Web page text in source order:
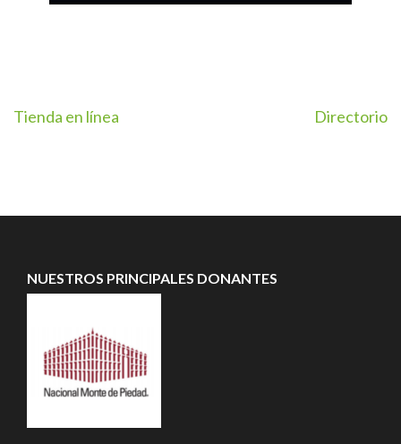
Navegación
Tienda en línea Directorio
NUESTROS PRINCIPALES DONANTES